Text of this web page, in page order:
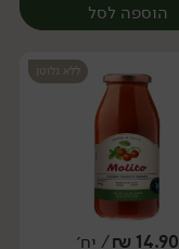
הוספה לסל
ללא גלוטן
14.90
₪/ יח׳